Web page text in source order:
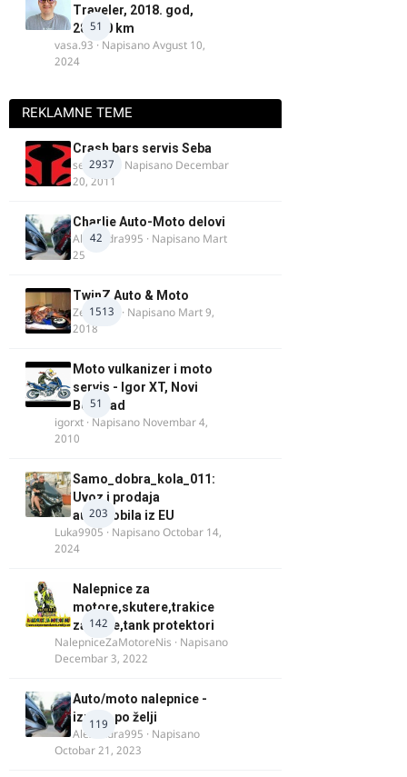
51
Traveler, 2018. god,
28.100 km
vasa.93 · NapisanoAvgust 10,
2024
REKLAMNE TEME
2937
Crash bars servis Seba
seba011 · Napisano Decembar
20, 2011
42
Charlie Auto-Moto delovi
Alexandra995 · Napisano Mart
25
1513
TwinZ Auto & Moto
Zeljkamp · Napisano Mart 9,
2018
51
Moto vulkanizer i moto
servis - Igor XT, Novi
Beograd
igorxt · Napisano Novembar 4,
2010
203
Samo_dobra_kola_011:
Uvoz i prodaja
automobila iz EU
Luka9905 · NapisanoOctobar 14,
2024
142
Nalepnice za
motore,skutere,trakice
za felne,tank protektori
NalepniceZaMotoreNis · Napisano
Decembar 3, 2022
119
Auto/moto nalepnice -
izrada po želji
Alexandra995 · Napisano
Octobar 21, 2023